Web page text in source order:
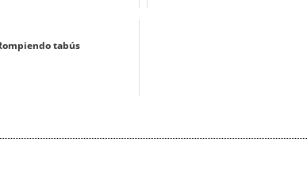
tabús